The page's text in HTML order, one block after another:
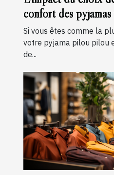
confort des
femmes
Si vous êtes comme la
votre pyjama pilou pilou
de...